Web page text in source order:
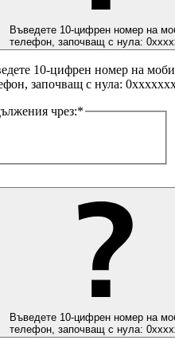
Въведете 10-цифрен номер на
телефон, започващ с нула:
10-цифрен номер на
започващ с нула:
чрез:*
Въведете 10-цифрен номер на
телефон, започващ с нула: